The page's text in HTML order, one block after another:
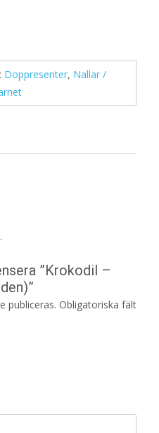
Doppresenter, Nallar /
”Krokodil –
publiceras. Obligatoriska fält